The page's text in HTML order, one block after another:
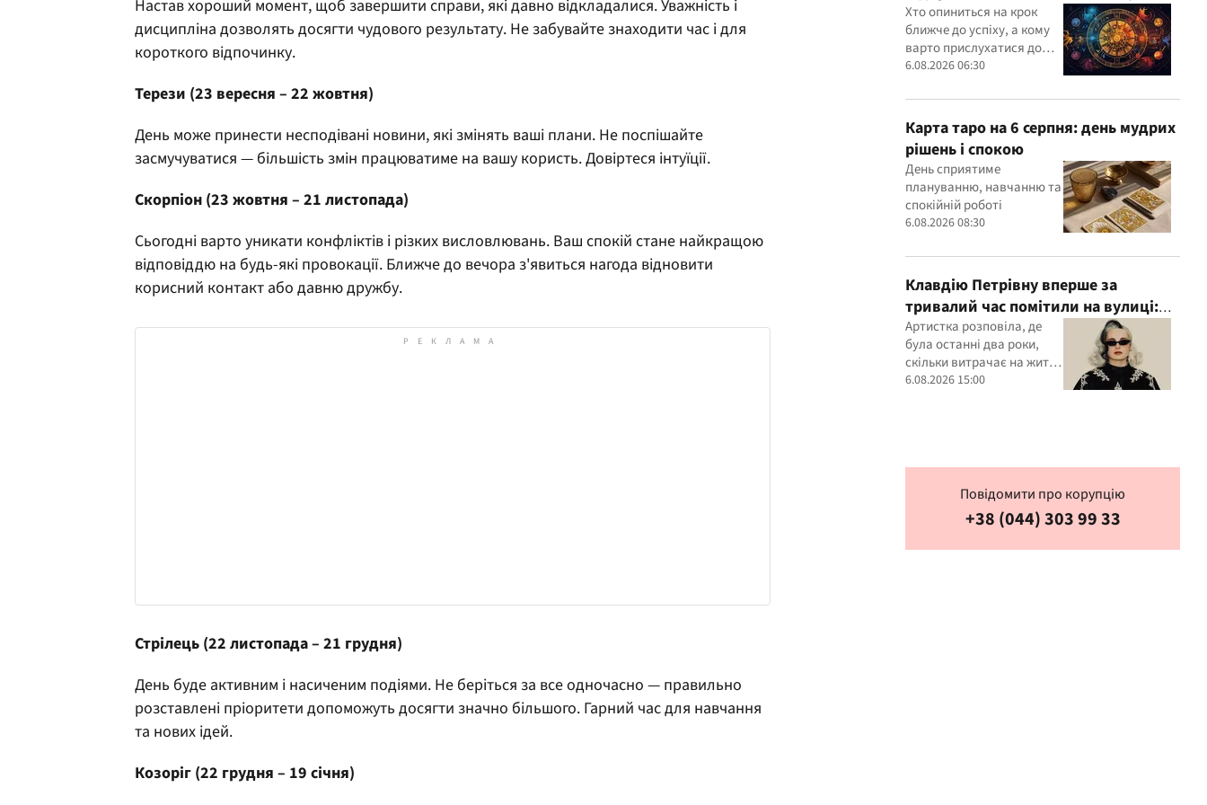
Настав хороший момент, щоб завершити справи, які давно відкладалися. Уважність і
дисципліна дозволять досягти чудового результату. Не забувайте знаходити час і для
короткого відпочинку.
Терези (23 вересня – 22 жовтня)
День може принести несподівані новини, які змінять ваші плани. Не поспішайте
засмучуватися — більшість змін працюватиме на вашу користь. Довіртеся інтуїції.
Скорпіон (23 жовтня – 21 листопада)
Сьогодні варто уникати конфліктів і різких висловлювань. Ваш спокій стане найкращою
відповіддю на будь-які провокації. Ближче до вечора з'явиться нагода відновити
корисний контакт або давню дружбу.
Стрілець (22 листопада – 21 грудня)
День буде активним і насиченим подіями. Не беріться за все одночасно — правильно
розставлені пріоритети допоможуть досягти значно більшого. Гарний час для навчання
та нових ідей.
Козоріг (22 грудня – 19 січня)
кому варто довіритися інтуїції
Хто опиниться на крок
ближче до успіху, а кому
варто прислухатися до
інтуїції
6.08.2026 06:30
Карта таро на 6 серпня: день мудрих
рішень і спокою
День сприятиме
плануванню, навчанню та
спокійній роботі
6.08.2026 08:30
Клавдію Петрівну вперше за
тривалий час помітили на вулиці:
співачка розкрила подробиці свого
життя
Артистка розповіла, де
була останні два роки,
скільки витрачає на життя
та у яку суму обходяться її
6.08.2026 15:00
Повідомити про корупцію
+38 (044) 303 99 33